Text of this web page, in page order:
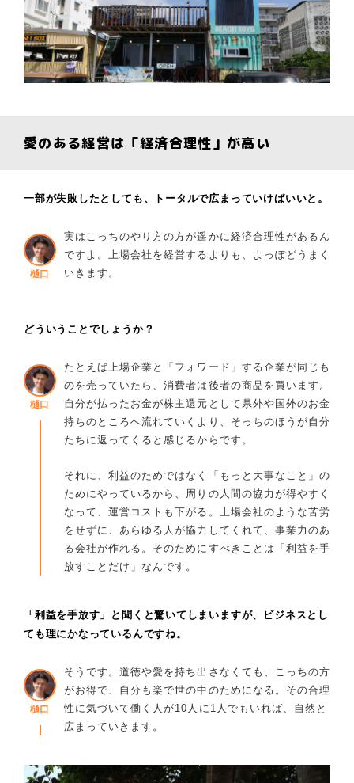
愛のある経営は「経済合理性」が高い
一部が失敗したとしても、トータルで広まっていけばいいと。
樋口
実はこっちのやり方の方が遥かに経済合理性があるん
ですよ。上場会社を経営するよりも、よっぽどうまく
いきます。
どういうことでしょうか？
樋口
たとえば上場企業と「フォワード」する企業が同じも
のを売っていたら、消費者は後者の商品を買います。
自分が払ったお金が株主還元として県外や国外のお金
持ちのところへ流れていくより、そっちのほうが自分
たちに返ってくると感じるからです。
それに、利益のためではなく「もっと大事なこと」の
ためにやっているから、周りの人間の協力が得やすく
なって、運営コストも下がる。上場会社のような苦労
をせずに、あらゆる人が協力してくれて、事業力のあ
る会社が作れる。そのためにすべきことは「利益を手
放すことだけ」なんです。
「利益を手放す」と聞くと驚いてしまいますが、ビジネスとし
ても理にかなっているんですね。
樋口
そうです。道徳や愛を持ち出さなくても、こっちの方
がお得で、自分も楽で世の中のためになる。その合理
性に気づいて働く人が10人に1人でもいれば、自然と
広まっていきます。